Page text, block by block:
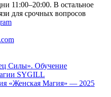
11:00–20:00. В остальное
для срочных вопросов
Силы». Обучение
SYGILL
«Женская Магия» — 2025